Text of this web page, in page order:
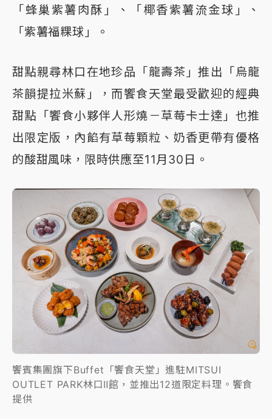
「蜂巢紫薯肉酥」、「椰香紫薯流金球」、
「紫薯福粿球」。
甜點親尋林口在地珍品「龍壽茶」推出「烏龍
茶韻提拉米蘇」，而饗食天堂最受歡迎的經典
甜點「饗食小夥伴人形燒－草莓卡士達」也推
出限定版，內餡有草莓顆粒、奶香更帶有優格
的酸甜風味，限時供應至11月30日。
饗賓集團旗下Buffet「饗食天堂」進駐MITSUI
OUTLET PARK林口Ⅱ館，並推出12道限定料理。饗食
提供